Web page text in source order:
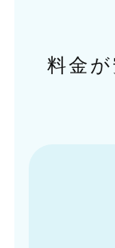
料金